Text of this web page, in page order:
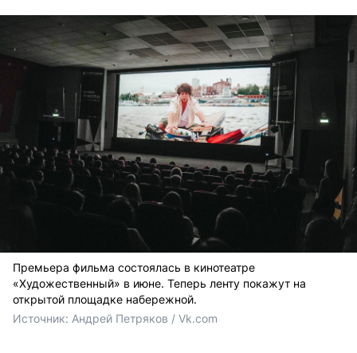
Премьера фильма состоялась в кинотеатре
«Художественный» в июне. Теперь ленту покажут на
открытой площадке набережной.
Источник: Андрей Петряков / Vk.com